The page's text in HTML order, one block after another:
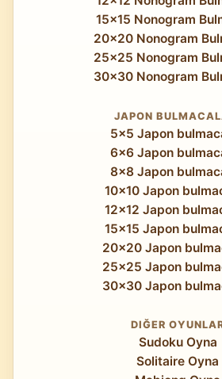
15x15 Nonogram
20x20 Nonogram
25x25 Nonogram
30x30 Nonogram
JAPON
5x5 Japon
6x6 Japon
8x8 Japon
10x10 Japon
12x12 Japon
15x15 Japon
20x20 Japon
25x25 Japon
30x30 Japon
DIĞER
Sudoku Oyna
Solitaire Oyna